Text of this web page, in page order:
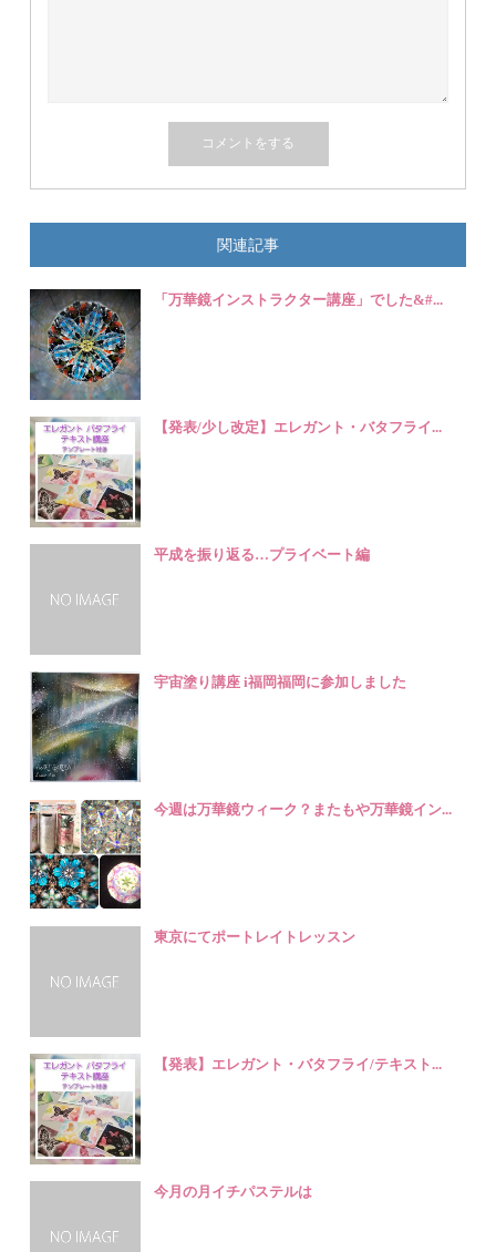
関連記事
「万華鏡インストラクター講座」でした&#...
【発表/少し改定】エレガント・バタフライ...
平成を振り返る…プライベート編
宇宙塗り講座 i福岡福岡に参加しました
今週は万華鏡ウィーク？またもや万華鏡イン...
東京にてポートレイトレッスン
【発表】エレガント・バタフライ/テキスト...
今月の月イチパステルは